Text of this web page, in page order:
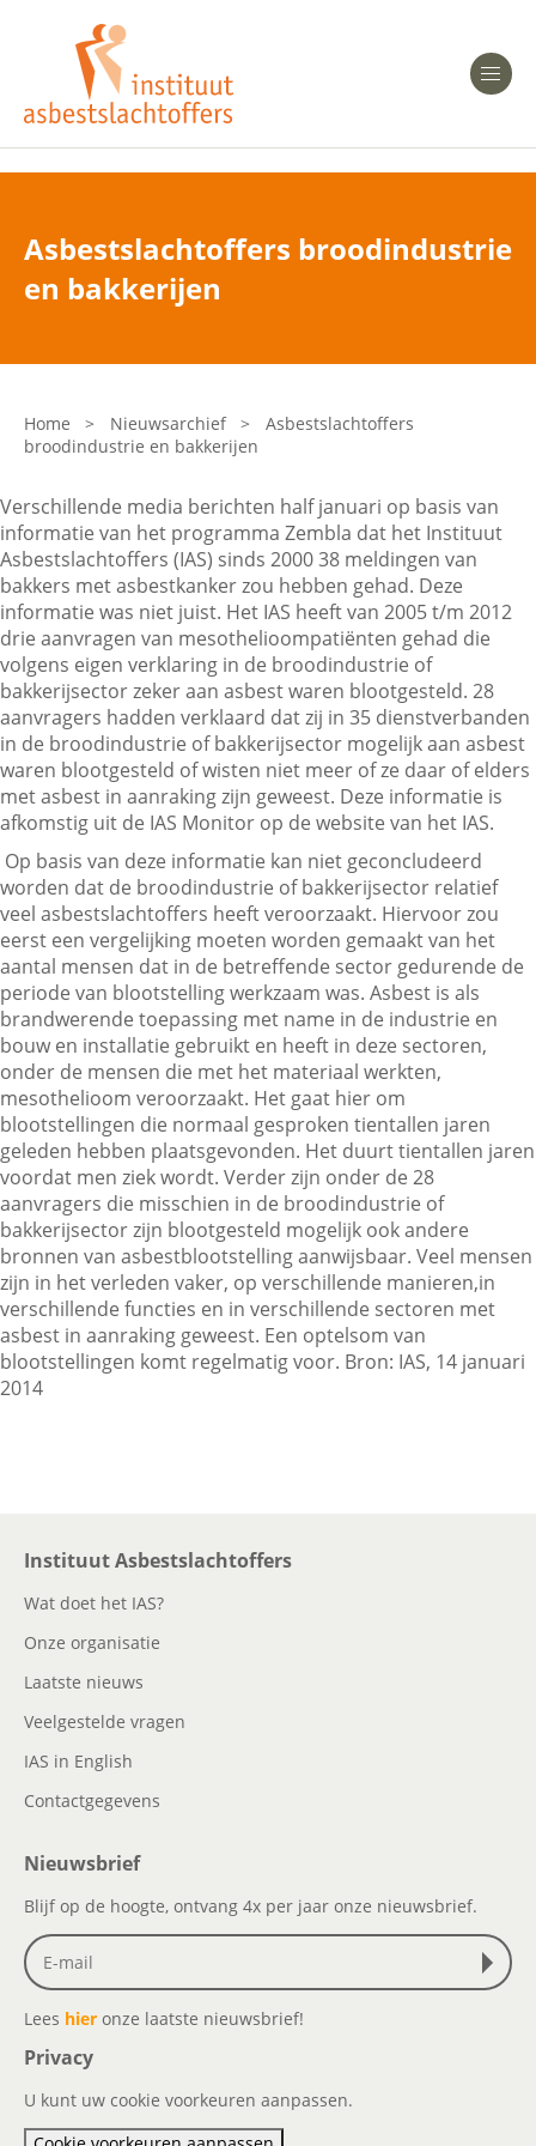
Heeft u Mesothelioom?
Heeft u Asbestose?
Bent u arts?
Asbest en Gezondheid
Laatste nieuws
Onze organisatie
Veelgestelde vragen
Contactgegevens
Zoeken
Asbestslachtoffers broodindustrie
en bakkerijen
Home > Nieuwsarchief >
Asbestslachtoffers
broodindustrie en bakkerijen
Verschillende media berichten half januari op basis van
informatie van het programma Zembla dat het Instituut
Asbestslachtoffers (IAS) sinds 2000 38 meldingen van
bakkers met asbestkanker zou hebben gehad. Deze
informatie was niet juist. Het IAS heeft van 2005 t/m 2012
drie aanvragen van mesothelioompatiënten gehad die
volgens eigen verklaring in de broodindustrie of
bakkerijsector zeker aan asbest waren blootgesteld. 28
aanvragers hadden verklaard dat zij in 35 dienstverbanden
in de broodindustrie of bakkerijsector mogelijk aan asbest
waren blootgesteld of wisten niet meer of ze daar of elders
met asbest in aanraking zijn geweest. Deze informatie is
afkomstig uit de IAS Monitor op de website van het IAS.
Op basis van deze informatie kan niet geconcludeerd
worden dat de broodindustrie of bakkerijsector relatief
veel asbestslachtoffers heeft veroorzaakt. Hiervoor zou
eerst een vergelijking moeten worden gemaakt van het
aantal mensen dat in de betreffende sector gedurende de
periode van blootstelling werkzaam was. Asbest is als
brandwerende toepassing met name in de industrie en
bouw en installatie gebruikt en heeft in deze sectoren,
onder de mensen die met het materiaal werkten,
mesothelioom veroorzaakt. Het gaat hier om
blootstellingen die normaal gesproken tientallen jaren
geleden hebben plaatsgevonden. Het duurt tientallen jaren
voordat men ziek wordt. Verder zijn onder de 28
aanvragers die misschien in de broodindustrie of
bakkerijsector zijn blootgesteld mogelijk ook andere
bronnen van asbestblootstelling aanwijsbaar. Veel mensen
zijn in het verleden vaker, op verschillende manieren,in
verschillende functies en in verschillende sectoren met
asbest in aanraking geweest. Een optelsom van
blootstellingen komt regelmatig voor. Bron: IAS, 14 januari
2014
Instituut Asbestslachtoffers
Wat doet het IAS?
Onze organisatie
Laatste nieuws
Veelgestelde vragen
IAS in English
Contactgegevens
Nieuwsbrief
Blijf op de hoogte, ontvang 4x per jaar onze nieuwsbrief.
Lees hier onze laatste nieuwsbrief!
Privacy
U kunt uw cookie voorkeuren aanpassen.